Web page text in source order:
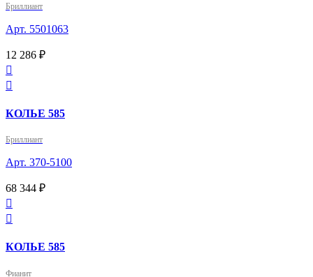
Бриллиант
Арт. 5501063
12 286 ₽


КОЛЬЕ 585
Бриллиант
Арт. 370-5100
68 344 ₽


КОЛЬЕ 585
Фианит